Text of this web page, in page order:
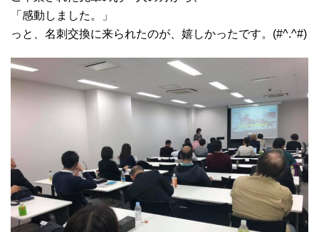
「感動しました。」
っと、名刺交換に来られたのが、嬉しかったです。(#^.^#)